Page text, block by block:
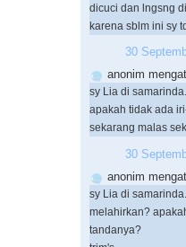
dicuci dan lngsng
karena sblm ini sy
30
anonim
sy Lia di
apakah tidak ada
sekarang malas
30
anonim
sy Lia di
melahirkan?
tandanya?